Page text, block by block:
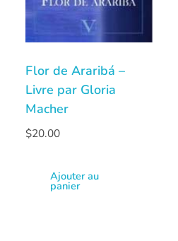
Flor de Araribá –
Livre par Gloria
Macher
$20.00
Ajouter au
panier